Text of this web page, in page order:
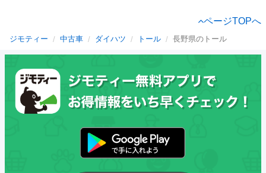
ページTOPへ
ジモティー 中古車 ダイハツ トール 長野県のトール